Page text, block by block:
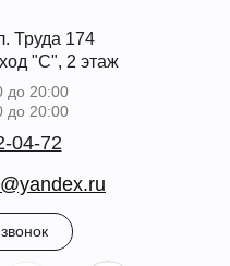
Труда 174
"С", 2 этаж
до 20:00
до 20:00
04-72